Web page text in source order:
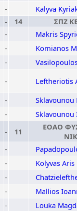
-
Kalyva
- 14
ΣΠΖ
-
Makris
-
Komianos
-
-
Leftheriotis
-
Sklavounou
-
Sklavounou
- 11
ΕΟΑΟ
-
-
Kolyvas Aris
-
-
Mallios
-
Louka